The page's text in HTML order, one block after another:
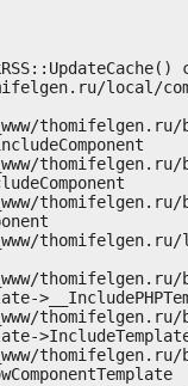
local/